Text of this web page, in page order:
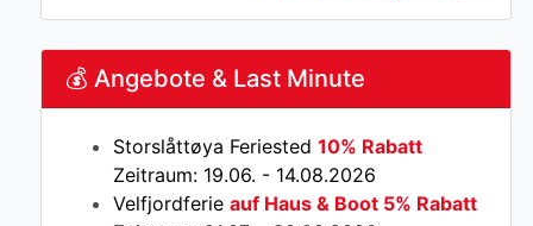
💰 Angebote & Last Minute
Storslåttøya Feriested 10% Rabatt
Zeitraum: 19.06. - 14.08.2026
Velfjordferie auf Haus & Boot 5% Rabatt